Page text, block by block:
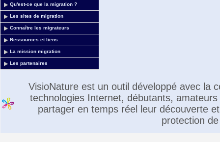
Qu'est-ce que la migration ?
Les sites de migration
Connaître les migrateurs
Ressources et liens
La mission migration
Les partenaires
VisioNature est un outil développé avec la
technologies Internet, débutants,
partager en temps réel leur découverte
protection